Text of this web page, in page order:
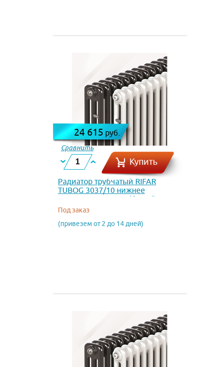
24 615 руб.
Сравнить
Купить
Радиатор трубчатый RIFAR
TUBOG 3037/10 нижнее
подключение DV1 (белый RAL
9016)
Под заказ
(привезем от 2 до 14 дней)